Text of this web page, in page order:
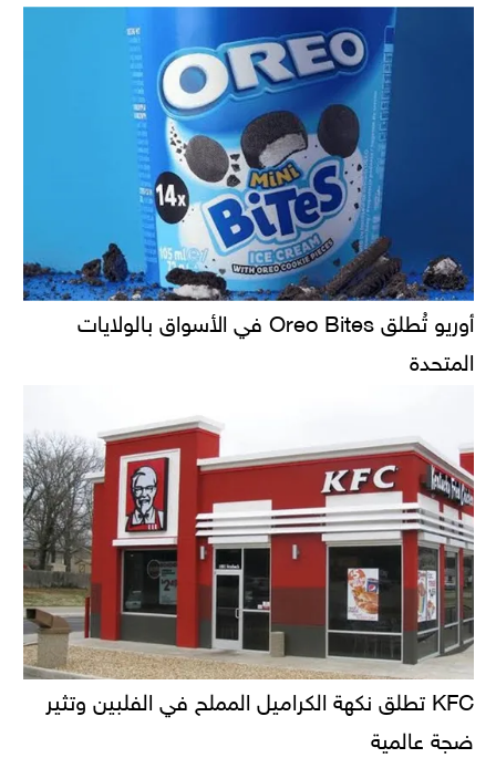
أوريو تُطلق Oreo Bites في الأسواق بالولايات
المتحدة
KFC تطلق نكهة الكراميل المملح في الفلبين وتثير
ضجة عالمية